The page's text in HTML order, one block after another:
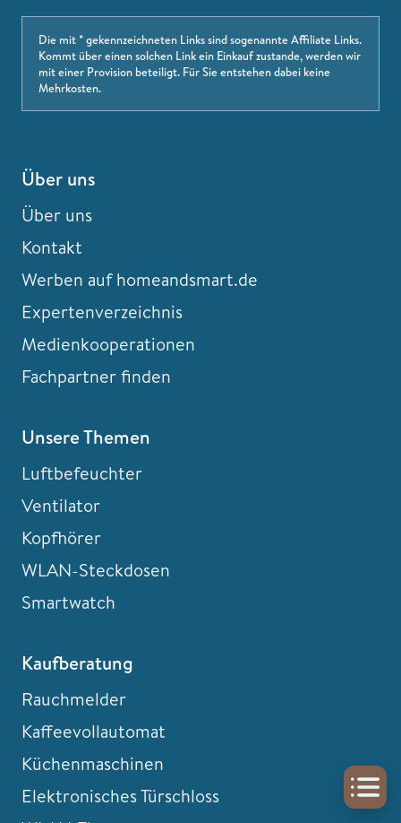
Die mit * gekennzeichneten Links sind sogenannte Affiliate Links.
Kommt über einen solchen Link ein Einkauf zustande, werden wir
mit einer Provision beteiligt. Für Sie entstehen dabei keine
Mehrkosten.
Über uns
Über uns
Kontakt
Werben auf homeandsmart.de
Expertenverzeichnis
Medienkooperationen
Fachpartner finden
Unsere Themen
Luftbefeuchter
Ventilator
Kopfhörer
WLAN-Steckdosen
Smartwatch
Kaufberatung
Rauchmelder
Kaffeevollautomat
Küchenmaschinen
Elektronisches Türschloss